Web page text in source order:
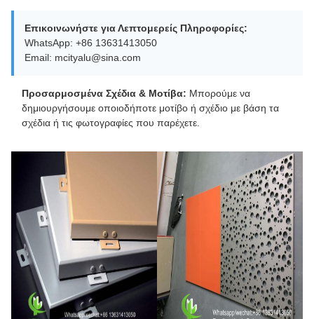
Επικοινωνήστε για Λεπτομερείς Πληροφορίες:
WhatsApp: +86 13631413050
Email: mcityalu@sina.com
Προσαρμοσμένα Σχέδια & Μοτίβα: Μπορούμε να
δημιουργήσουμε οποιοδήποτε μοτίβο ή σχέδιο με βάση τα
σχέδια ή τις φωτογραφίες που παρέχετε.